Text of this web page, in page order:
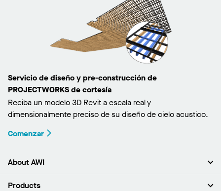
Servicio de diseño y pre-construcción de
PROJECTWORKS de cortesía
Reciba un modelo 3D Revit a escala real y
dimensionalmente preciso de su diseño de cielo acustico.
Comenzar
About AWI
Acerca de nosotros
Products